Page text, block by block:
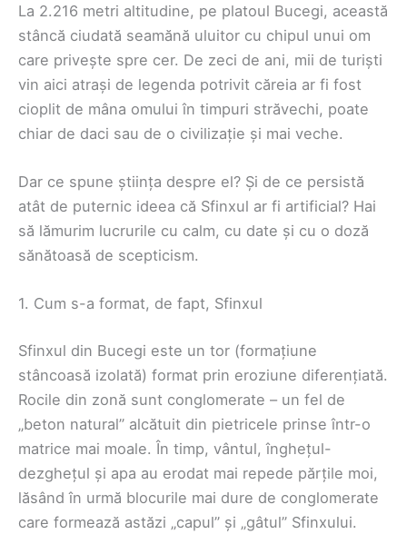
La 2.216 metri altitudine, pe platoul Bucegi, această
stâncă ciudată seamănă uluitor cu chipul unui om
care privește spre cer. De zeci de ani, mii de turiști
vin aici atrași de legenda potrivit căreia ar fi fost
cioplit de mâna omului în timpuri străvechi, poate
chiar de daci sau de o civilizație și mai veche.
Dar ce spune știința despre el? Și de ce persistă
atât de puternic ideea că Sfinxul ar fi artificial? Hai
să lămurim lucrurile cu calm, cu date și cu o doză
sănătoasă de scepticism.
1. Cum s-a format, de fapt, Sfinxul
Sfinxul din Bucegi este un tor (formațiune
stâncoasă izolată) format prin eroziune diferențiată.
Rocile din zonă sunt conglomerate – un fel de
„beton natural” alcătuit din pietricele prinse într-o
matrice mai moale. În timp, vântul, înghețul-
dezghețul și apa au erodat mai repede părțile moi,
lăsând în urmă blocurile mai dure de conglomerate
care formează astăzi „capul” și „gâtul” Sfinxului.